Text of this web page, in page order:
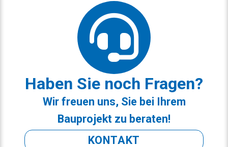
Haben Sie noch Fragen?
Wir freuen uns, Sie bei Ihrem
Bauprojekt zu beraten!
KONTAKT